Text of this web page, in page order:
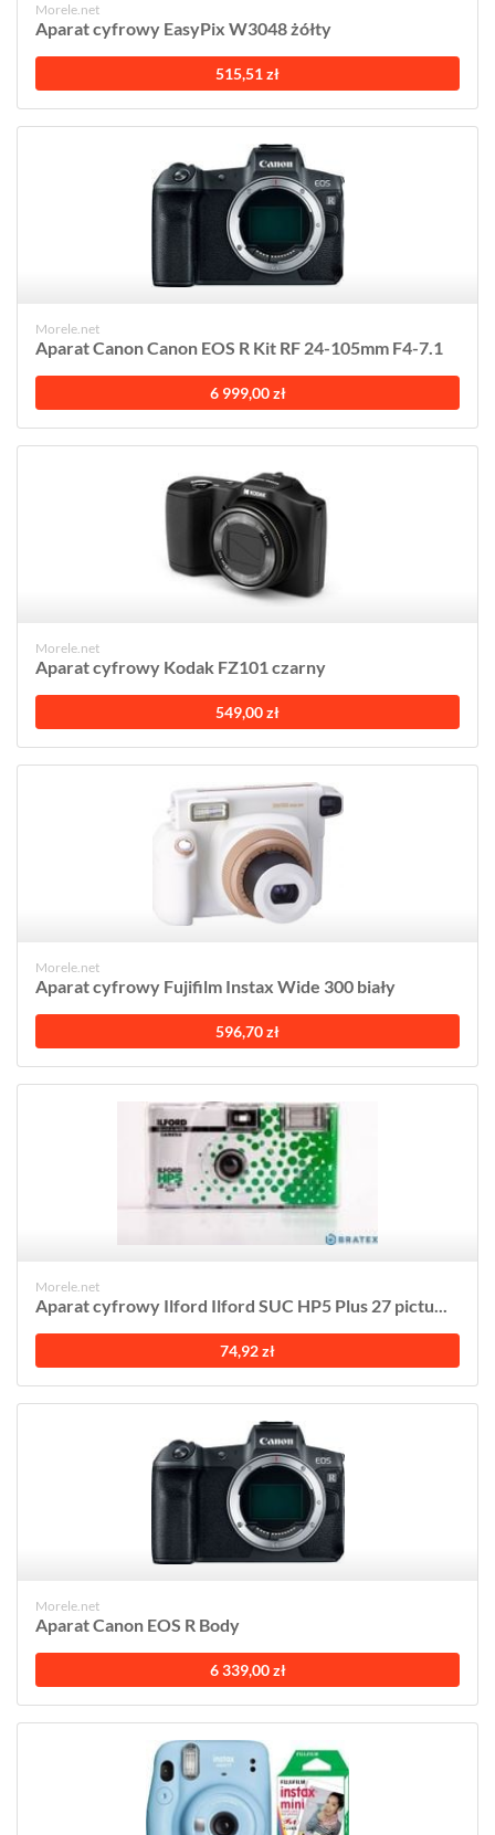
Morele.net
Aparat cyfrowy EasyPix W3048 żółty
515,51 zł
Morele.net
Aparat Canon Canon EOS R Kit RF 24-105mm F4-7.1
6 999,00 zł
Morele.net
Aparat cyfrowy Kodak FZ101 czarny
549,00 zł
Morele.net
Aparat cyfrowy Fujifilm Instax Wide 300 biały
596,70 zł
Morele.net
Aparat cyfrowy Ilford Ilford SUC HP5 Plus 27 pictu...
74,92 zł
Morele.net
Aparat Canon EOS R Body
6 339,00 zł